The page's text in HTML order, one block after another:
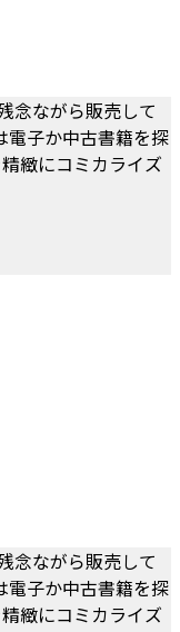
念ながら販売して
電子か中古書籍を探
緻にコミカライズ
念ながら販売して
電子か中古書籍を探
緻にコミカライズ